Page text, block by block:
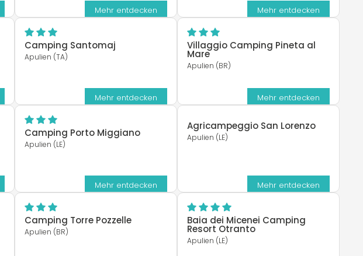
Mehr entdecken Mehr entdecken
Camping Santomaj
Apulien (TA)
Mehr entdecken
Villaggio Camping Pineta al
Mare
Apulien (BR)
Mehr entdecken
Camping Porto Miggiano
Apulien (LE)
Mehr entdecken
Agricampeggio San Lorenzo
Apulien (LE)
Mehr entdecken
Camping Torre Pozzelle
Apulien (BR)
Baia dei Micenei Camping
Resort Otranto
Apulien (LE)